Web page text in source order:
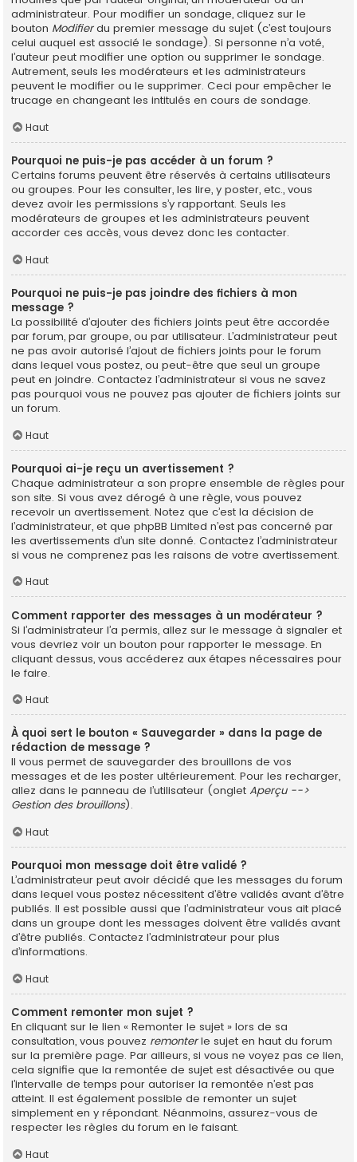
administrateur. Pour modifier un sondage, cliquez sur le
bouton Modifierdu premier message du sujet (c’est toujours
celui auquel est associé le sondage). Si personne n’a voté,
l’auteur peut modifier une option ou supprimer le sondage.
Autrement, seuls les modérateurs et les administrateurs
peuvent le modifier ou le supprimer. Ceci pour empêcher le
trucage en changeant les intitulés en cours de sondage.
Haut
Pourquoi ne puis-je pas accéder à un forum ?
Certains forums peuvent être réservés à certains utilisateurs
ou groupes. Pour les consulter, les lire, y poster, etc., vous
devez avoir les permissions s’y rapportant. Seuls les
modérateurs de groupes et les administrateurs peuvent
accorder ces accès, vous devez donc les contacter.
Haut
Pourquoi ne puis-je pas joindre des fichiers à mon
message ?
La possibilité d’ajouter des fichiers joints peut être accordée
par forum, par groupe, ou par utilisateur. L’administrateur peut
ne pas avoir autorisé l’ajout de fichiers joints pour le forum
dans lequel vous postez, ou peut-être que seul un groupe
peut en joindre. Contactez l’administrateur si vous ne savez
pas pourquoi vous ne pouvez pas ajouter de fichiers joints sur
un forum.
Haut
Pourquoi ai-je reçu un avertissement ?
Chaque administrateur a son propre ensemble de règles pour
son site. Si vous avez dérogé à une règle, vous pouvez
recevoir un avertissement. Notez que c’est la décision de
l’administrateur, et que phpBB Limited n’est pas concerné par
les avertissements d’un site donné. Contactez l’administrateur
si vous ne comprenez pas les raisons de votre avertissement.
Haut
Comment rapporter des messages à un modérateur ?
Si l’administrateur l’a permis, allez sur le message à signaler et
vous devriez voir un bouton pour rapporter le message. En
cliquant dessus, vous accéderez aux étapes nécessaires pour
le faire.
Haut
À quoi sert le bouton « Sauvegarder » dans la page de
rédaction de message ?
Il vous permet de sauvegarder des brouillons de vos
messages et de les poster ultérieurement. Pour les recharger,
allez dans le panneau de l’utilisateur (onglet Aperçu -->
Gestion des brouillons).
Haut
Pourquoi mon message doit être validé ?
L’administrateur peut avoir décidé que les messages du forum
dans lequel vous postez nécessitent d’être validés avant d’être
publiés. Il est possible aussi que l’administrateur vous ait placé
dans un groupe dont les messages doivent être validés avant
d’être publiés. Contactez l’administrateur pour plus
d’informations.
Haut
Comment remonter mon sujet ?
En cliquant sur le lien « Remonter le sujet » lors de sa
consultation, vous pouvez remonterle sujet en haut du forum
sur la première page. Par ailleurs, si vous ne voyez pas ce lien,
cela signifie que la remontée de sujet est désactivée ou que
l’intervalle de temps pour autoriser la remontée n’est pas
atteint. Il est également possible de remonter un sujet
simplement en y répondant. Néanmoins, assurez-vous de
respecter les règles du forum en le faisant.
Haut